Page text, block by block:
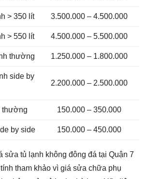
> 350 lít 3.500.000 – 4.500.000
> 550 lít 4.500.000 – 5.500.000
thường 1.250.000 – 1.800.000
side by
2.200.000 – 2.500.000
thường 150.000 – 350.000
by side 150.000 – 450.000
sửa tủ lạnh không đông đá tại Quận 7
tham khảo vì giá sửa chữa phụ